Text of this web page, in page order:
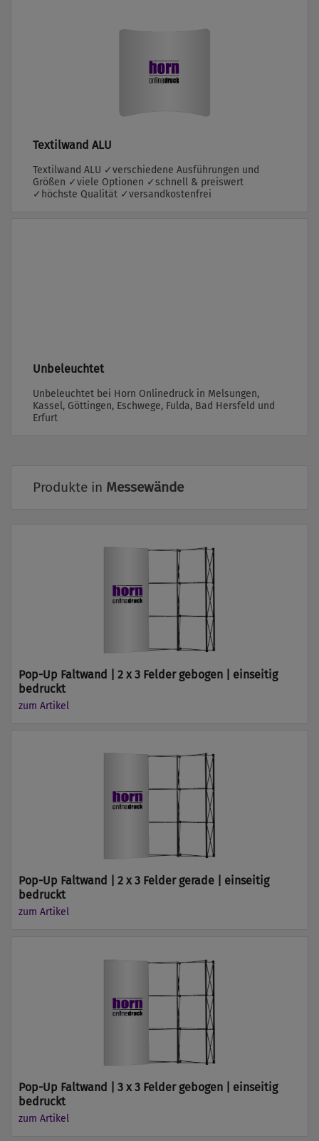
Textilwand ALU
Textilwand ALU ✓verschiedene Ausführungen und
Größen ✓viele Optionen ✓schnell & preiswert
✓höchste Qualität ✓versandkostenfrei
Unbeleuchtet
Unbeleuchtet bei Horn Onlinedruck in Melsungen,
Kassel, Göttingen, Eschwege, Fulda, Bad Hersfeld und
Erfurt
Produkte in Messewände
Pop-Up Faltwand | 2 x 3 Felder gebogen | einseitig
bedruckt
zum Artikel
Pop-Up Faltwand | 2 x 3 Felder gerade | einseitig
bedruckt
zum Artikel
Pop-Up Faltwand | 3 x 3 Felder gebogen | einseitig
bedruckt
zum Artikel